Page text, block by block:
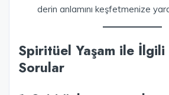
derin anlamını keşfetmenize
Spiritüel Yaşam ile İlgili
Sorular